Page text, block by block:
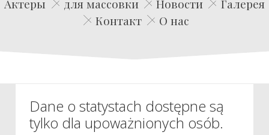
Актеры для массовки Новости
Галерея
Контакт
О нас
Dane o statystach dostępne są
tylko dla upoważnionych osób.